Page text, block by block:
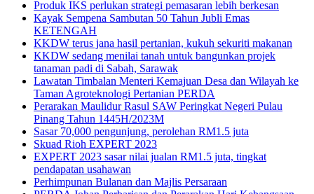
Produk IKS perlukan strategi pemasaran lebih berkesan
Kayak Sempena Sambutan 50 Tahun Jubli Emas
KETENGAH
KKDW terus jana hasil pertanian, kukuh sekuriti makanan
KKDW sedang menilai tanah untuk bangunkan projek
tanaman padi di Sabah, Sarawak
Lawatan Timbalan Menteri Kemajuan Desa dan Wilayah ke
Taman Agroteknologi Pertanian PERDA
Perarakan Maulidur Rasul SAW Peringkat Negeri Pulau
Pinang Tahun 1445H/2023M
Sasar 70,000 pengunjung, perolehan RM1.5 juta
Skuad Rioh EXPERT 2023
EXPERT 2023 sasar nilai jualan RM1.5 juta, tingkat
pendapatan usahawan
Perhimpunan Bulanan dan Majlis Persaraan